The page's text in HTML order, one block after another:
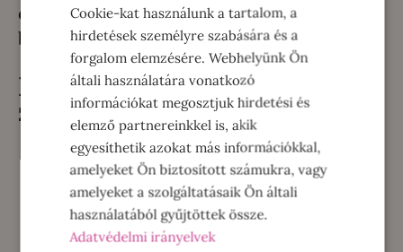
és zöldborsó-pesto-s tésztát is. Így egy kiló
borsót változatosan tudunk felhasználni.
Mi van a mentás
zöldborsókrémlevesben?
Cookie-kat használunk a tartalom, a
hirdetések személyre szabására és a
forgalom elemzésére. Webhelyünk Ön
általi használatára vonatkozó
információkat megosztjuk hirdetési és
elemző partnereinkkel is, akik
egyesíthetik azokat más információkkal,
amelyeket Ön biztosított számukra, vagy
amelyeket a szolgáltatásaik Ön általi
használatából gyűjtöttek össze.
Adatvédelmi irányelvek